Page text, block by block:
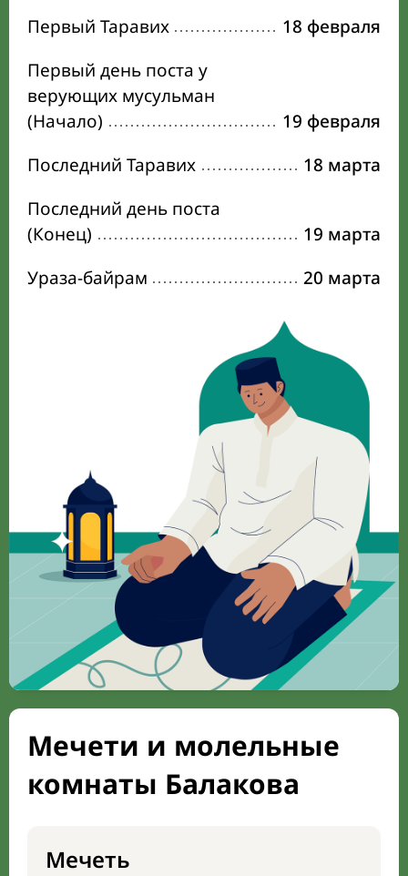
Первый Таравих
18 февраля
Первый день поста у
верующих мусульман
(Начало)
19 февраля
Последний Таравих
18 марта
Последний день поста
(Конец)
19 марта
Ураза-байрам
20 марта
Мечети и молельные
комнаты Балакова
Мечеть